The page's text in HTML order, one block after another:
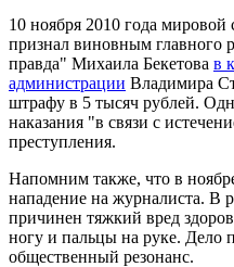
10 ноября 2010 года
признал виновным главного
правда" Михаила Бекетова в
администрации Владимира
штрафу в 5 тысяч рублей.
наказания "в связи с
преступления.
Напомним также, что в
нападение на журналиста. В
причинен тяжкий вред
ногу и пальцы на руке. Дело
общественный резонанс.